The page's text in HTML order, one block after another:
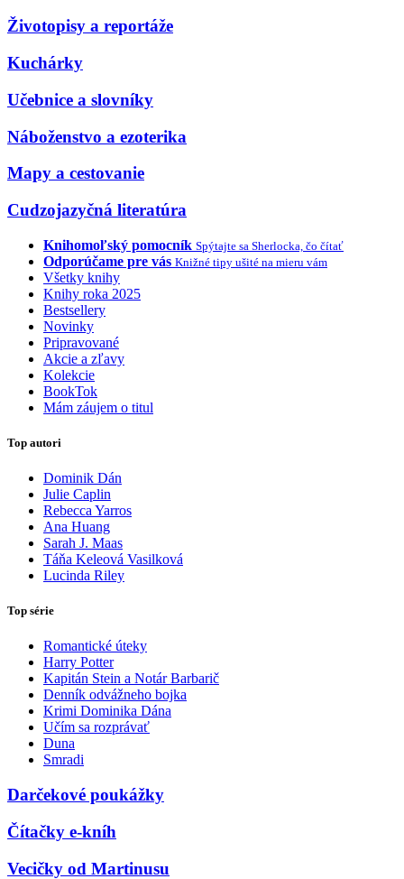
Životopisy a reportáže
Kuchárky
Učebnice a slovníky
Náboženstvo a ezoterika
Mapy a cestovanie
Cudzojazyčná literatúra
Knihomoľský pomocník Spýtajte sa Sherlocka, čo čítať
Odporúčame pre vás Knižné tipy ušité na mieru vám
Všetky knihy
Knihy roka 2025
Bestsellery
Novinky
Pripravované
Akcie a zľavy
Kolekcie
BookTok
Mám záujem o titul
Top autori
Dominik Dán
Julie Caplin
Rebecca Yarros
Ana Huang
Sarah J. Maas
Táňa Keleová Vasilková
Lucinda Riley
Top série
Romantické úteky
Harry Potter
Kapitán Stein a Notár Barbarič
Denník odvážneho bojka
Krimi Dominika Dána
Učím sa rozprávať
Duna
Smradi
Darčekové poukážky
Čítačky e-kníh
Vecičky od Martinusu